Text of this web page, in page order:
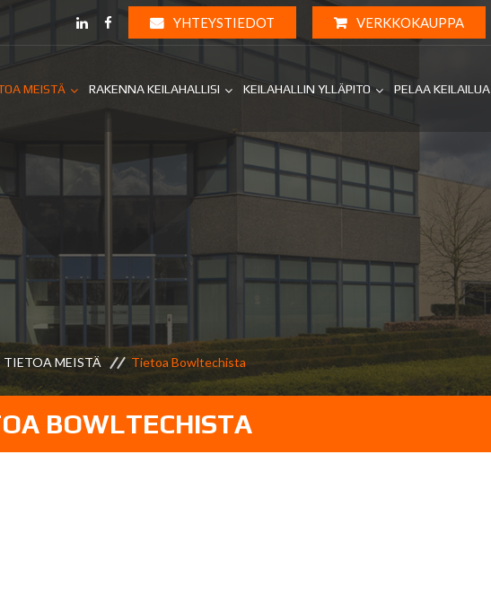
YHTEYSTIEDOT VERKKOKAUPPA
MEISTÄ RAKENNA KEILAHALLISI KEILAHALLIN YLLÄPITO PELAA KEILAILUA
TIETOA MEISTÄ Tietoa Bowltechista
BOWLTECHISTA